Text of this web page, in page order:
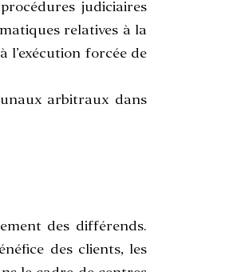
judiciaires
relatives à la
l’exécution forcée de
arbitraux dans
des différends.
des clients, les